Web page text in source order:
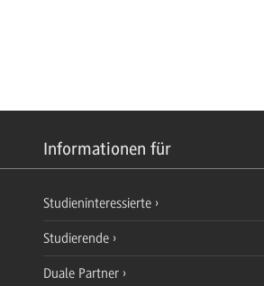
Informationen für
Studieninteressierte
Studierende
Duale Partner